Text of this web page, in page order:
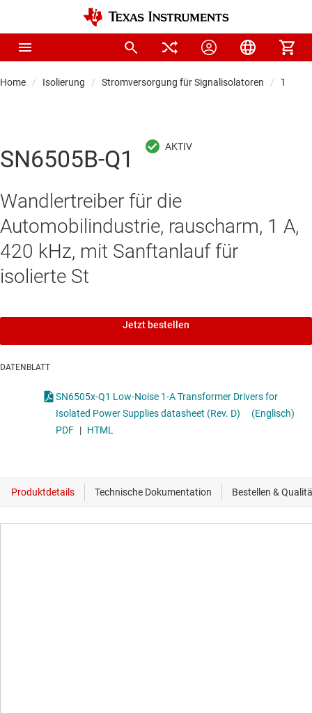
Home Isolierung Stromversorgung für Signalisolatoren
SN6505B-Q1
Wandlertreiber für die
Automobilindustrie, rauscharm, 1 A,
420 kHz, mit Sanftanlauf für
isolierte St
Jetzt bestellen
DATENBLATT
SN6505x-Q1 Low-Noise 1-A Transformer Drivers for
Isolated Power Supplies datasheet (Rev. D)
(Englisch)
PDF | HTML